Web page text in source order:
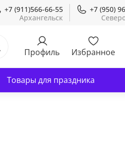
+7 (911)566-66-55 +7 (950)
Профиль Избранное
Товары для праздника